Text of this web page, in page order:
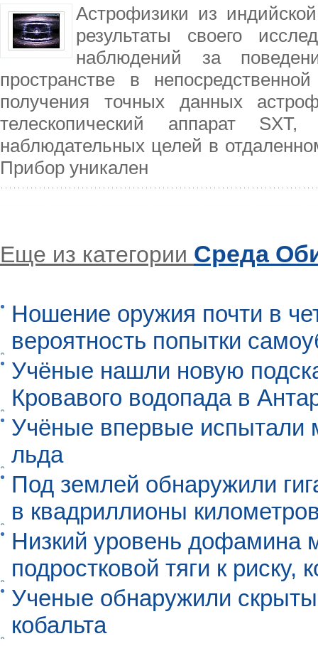
Астрофизики из
результаты своего
наблюдений за
пространстве в
получения точных данных
телескопический аппарат
наблюдательных целей в
Прибор уникален
Еще из категории Среда
Ношение оружия почти в
вероятность попытки
Учёные нашли новую
Кровавого водопада в
Учёные впервые испытали
льда
Под землей обнаружили
в квадриллионы
Низкий уровень дофамина
подростковой тяги к риску,
Ученые обнаружили
кобальта